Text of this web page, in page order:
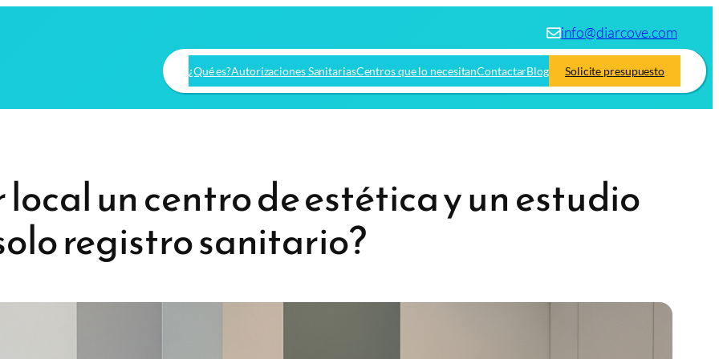
info@diarcove.com
¿Qué es?Autorizaciones SanitariasCentros que lo necesitanContactarBlog Solicite presupuesto
un centro de estética y un estudio
registro sanitario?